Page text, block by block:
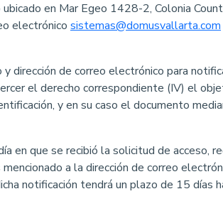
en Mar Egeo 1428-2, Colonia
electrónico sistemas@domusvallarta.com
dirección de correo electrónico para
el derecho correspondiente (IV) el
y en su caso el documento
que se recibió la solicitud de acceso,
a la dirección de correo
notificación tendrá un plazo de 15 días